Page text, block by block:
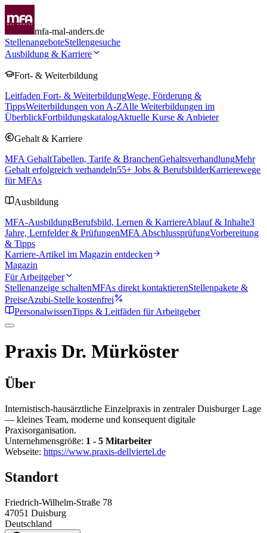
mfa-mal-anders.de
StellenangeboteStellengesuche
Ausbildung & Karriere
Fort- & Weiterbildung
Leitfaden Fort- & WeiterbildungWege, Förderung &
TippsWeiterbildungen von A-ZAlle Weiterbildungen im
ÜberblickFortbildungskatalogAktuelle Kurse & Anbieter
Gehalt & Karriere
MFA GehaltTabellen, Tarife & BranchenGehaltsverhandlungMehr
Gehalt erfolgreich verhandeln55+ Jobs & BerufsbilderKarrierewege
für MFAs
Ausbildung
MFA-AusbildungBerufsbild, Lernen & KarriereAblauf & Inhalte3
Jahre, Lernfelder & PrüfungenMFA AbschlussprüfungVorbereitung
& Tipps
Karriere-Artikel im Magazin entdecken
Magazin
Für Arbeitgeber
Stellenanzeige schaltenMFAs direkt kontaktierenStellenpakete &
PreiseAzubi-Stelle kostenfrei
PersonalwissenTipps & Leitfäden für Arbeitgeber
Praxis Dr. Mürköster
Über
Internistisch-hausärztliche Einzelpraxis in zentraler Duisburger Lage
— kleines Team, moderne und konsequent digitale
Praxisorganisation.
Unternehmensgröße: 1 - 5 Mitarbeiter
Webseite: https://www.praxis-dellviertel.de
Standort
Friedrich-Wilhelm-Straße 78
47051 Duisburg
Deutschland